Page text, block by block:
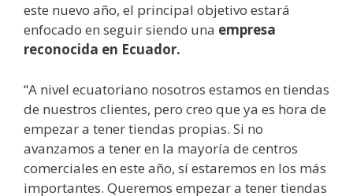
este nuevo año, el principal objetivo estará
enfocado en seguir siendo una empresa
reconocida en Ecuador.
“A nivel ecuatoriano nosotros estamos en tiendas
de nuestros clientes, pero creo que ya es hora de
empezar a tener tiendas propias. Si no
avanzamos a tener en la mayoría de centros
comerciales en este año, sí estaremos en los más
importantes. Queremos empezar a tener tiendas